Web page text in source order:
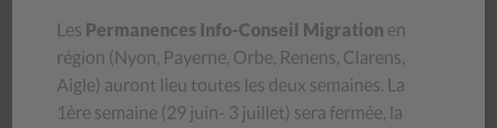
site de l’initiative
Texte de l’initiative « Pour le remboursement des soins
dentaires »
Les Permanences Info-Conseil Migration en
région (Nyon, Payerne, Orbe, Renens, Clarens,
Aigle) auront lieu toutes les deux semaines. La
1ère semaine (29 juin- 3 juillet) sera fermée, la